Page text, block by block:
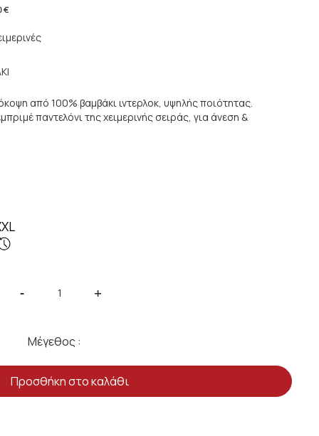
€
από 100% βαμβάκι ιντερλοκ, υψηλής ποιότητας.
παντελόνι της χειμερινής σειράς, για άνεση &
- +
Μέγεθος :
Προσθήκη στο καλάθι